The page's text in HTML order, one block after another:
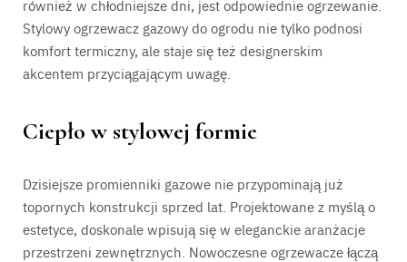
również w chłodniejsze dni, jest odpowiednie ogrzewanie.
Stylowy ogrzewacz gazowy do ogrodu nie tylko podnosi
komfort termiczny, ale staje się też designerskim
akcentem przyciągającym uwagę.
Ciepło w stylowej formie
Dzisiejsze promienniki gazowe nie przypominają już
topornych konstrukcji sprzed lat. Projektowane z myślą o
estetyce, doskonale wpisują się w eleganckie aranżacje
przestrzeni zewnętrznych. Nowoczesne ogrzewacze łączą